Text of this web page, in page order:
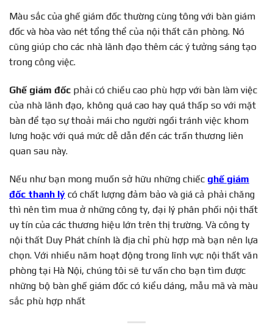
Màu sắc của ghế giám đốc thường cùng tông với bàn giám
đốc và hòa vào nét tổng thể của nội thất căn phòng. Nó
cũng giúp cho các nhà lãnh đạo thêm các ý tưởng sáng tạo
trong công việc.
Ghế giám đốc phải có chiều cao phù hợp với bàn làm việc
của nhà lãnh đạo, không quá cao hay quá thấp so với mặt
bàn để tạo sự thoải mái cho người ngồi tránh việc khom
lưng hoặc với quá mức dễ dẫn đến các trấn thương liên
quan sau này.
Nếu như bạn mong muốn sở hữu những chiếc ghế giám
đốc thanh lý có chất lượng đảm bảo và giá cả phải chăng
thì nên tìm mua ở những công ty, đại lý phân phối nội thất
uy tín của các thương hiệu lớn trên thị trường. Và công ty
nội thất Duy Phát chính là địa chỉ phù hợp mà bạn nên lựa
chọn. Với nhiều năm hoạt động trong lĩnh vực nội thất văn
phòng tại Hà Nội, chúng tôi sẽ tư vấn cho bạn tìm được
những bộ bàn ghế giám đốc có kiểu dáng, mẫu mã và màu
sắc phù hợp nhất